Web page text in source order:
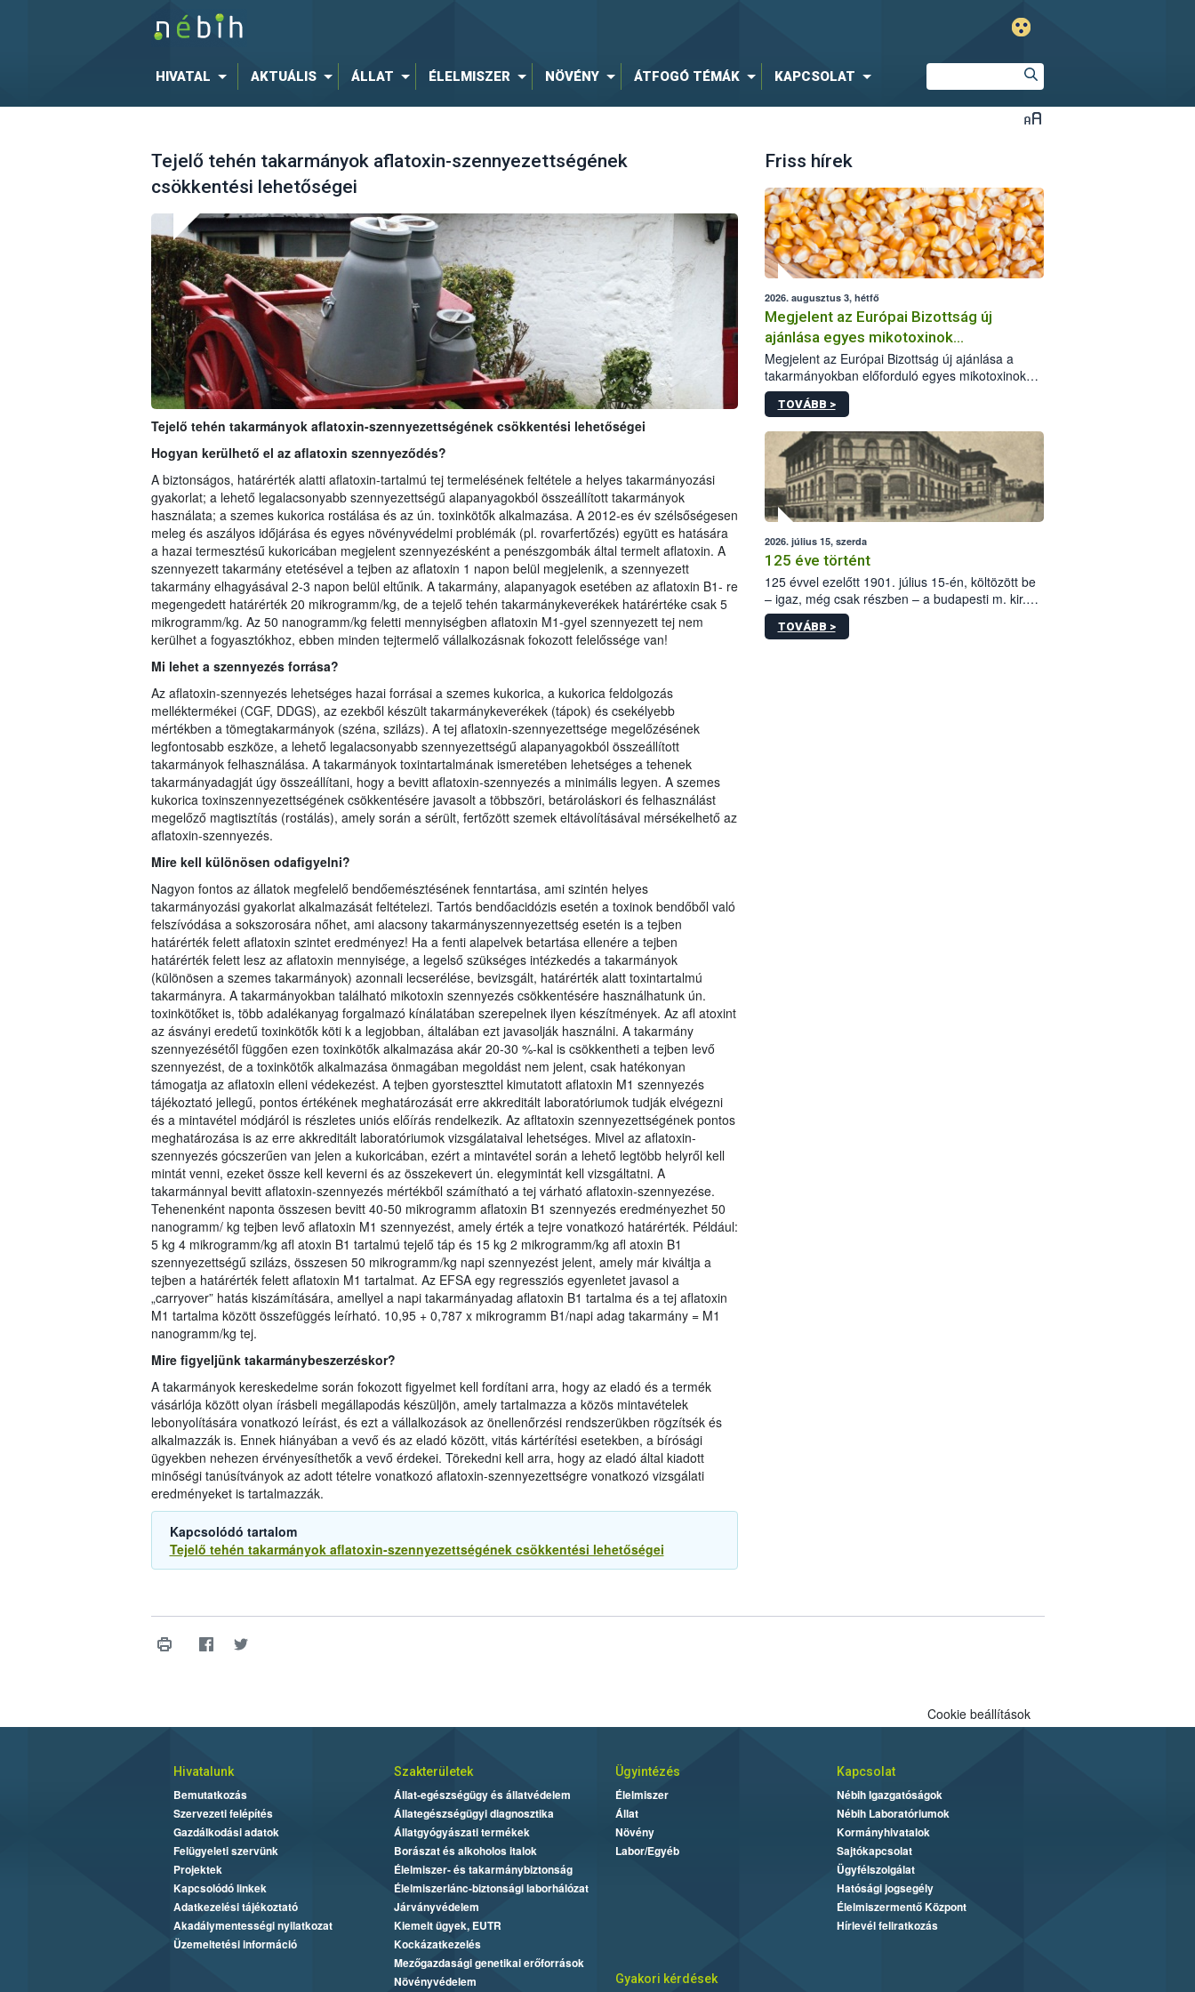
HIVATAL AKTUÁLIS ÁLLAT ÉLELMISZER NÖVÉNY ÁTFOGÓ TÉMÁK KAPCSOLAT
Tejelő tehén takarmányok aflatoxin-szennyezettségének
csökkentési lehetőségei
Tejelő tehén takarmányok aflatoxin-szennyezettségének csökkentési lehetőségei
Hogyan kerülhető el az aflatoxin szennyeződés?
A biztonságos, határérték alatti aflatoxin-tartalmú tej termelésének feltétele a helyes takarmányozási
gyakorlat; a lehető legalacsonyabb szennyezettségű alapanyagokból összeállított takarmányok
használata; a szemes kukorica rostálása és az ún. toxinkötők alkalmazása. A 2012-es év szélsőségesen
meleg és aszályos időjárása és egyes növényvédelmi problémák (pl. rovarfertőzés) együtt es hatására
a hazai termesztésű kukoricában megjelent szennyezésként a penészgombák által termelt aflatoxin. A
szennyezett takarmány etetésével a tejben az aflatoxin 1 napon belül megjelenik, a szennyezett
takarmány elhagyásával 2-3 napon belül eltűnik. A takarmány, alapanyagok esetében az aflatoxin B1- re
megengedett határérték 20 mikrogramm/kg, de a tejelő tehén takarmánykeverékek határértéke csak 5
mikrogramm/kg. Az 50 nanogramm/kg feletti mennyiségben aflatoxin M1-gyel szennyezett tej nem
kerülhet a fogyasztókhoz, ebben minden tejtermelő vállalkozásnak fokozott felelőssége van!
Mi lehet a szennyezés forrása?
Az aflatoxin-szennyezés lehetséges hazai forrásai a szemes kukorica, a kukorica feldolgozás
melléktermékei (CGF, DDGS), az ezekből készült takarmánykeverékek (tápok) és csekélyebb
mértékben a tömegtakarmányok (széna, szilázs). A tej aflatoxin-szennyezettsége megelőzésének
legfontosabb eszköze, a lehető legalacsonyabb szennyezettségű alapanyagokból összeállított
takarmányok felhasználása. A takarmányok toxintartalmának ismeretében lehetséges a tehenek
takarmányadagját úgy összeállítani, hogy a bevitt aflatoxin-szennyezés a minimális legyen. A szemes
kukorica toxinszennyezettségének csökkentésére javasolt a többszöri, betároláskori és felhasználást
megelőző magtisztítás (rostálás), amely során a sérült, fertőzött szemek eltávolításával mérsékelhető az
aflatoxin-szennyezés.
Mire kell különösen odafigyelni?
Nagyon fontos az állatok megfelelő bendőemésztésének fenntartása, ami szintén helyes
takarmányozási gyakorlat alkalmazását feltételezi. Tartós bendőacidózis esetén a toxinok bendőből való
felszívódása a sokszorosára nőhet, ami alacsony takarmányszennyezettség esetén is a tejben
határérték felett aflatoxin szintet eredményez! Ha a fenti alapelvek betartása ellenére a tejben
határérték felett lesz az aflatoxin mennyisége, a legelső szükséges intézkedés a takarmányok
(különösen a szemes takarmányok) azonnali lecserélése, bevizsgált, határérték alatt toxintartalmú
takarmányra. A takarmányokban található mikotoxin szennyezés csökkentésére használhatunk ún.
toxinkötőket is, több adalékanyag forgalmazó kínálatában szerepelnek ilyen készítmények. Az afl atoxint
az ásványi eredetű toxinkötők köti k a legjobban, általában ezt javasolják használni. A takarmány
szennyezésétől függően ezen toxinkötők alkalmazása akár 20-30 %-kal is csökkentheti a tejben levő
szennyezést, de a toxinkötők alkalmazása önmagában megoldást nem jelent, csak hatékonyan
támogatja az aflatoxin elleni védekezést. A tejben gyorsteszttel kimutatott aflatoxin M1 szennyezés
tájékoztató jellegű, pontos értékének meghatározását erre akkreditált laboratóriumok tudják elvégezni
és a mintavétel módjáról is részletes uniós előírás rendelkezik. Az afltatoxin szennyezettségének pontos
meghatározása is az erre akkreditált laboratóriumok vizsgálataival lehetséges. Mivel az aflatoxin-
szennyezés gócszerűen van jelen a kukoricában, ezért a mintavétel során a lehető legtöbb helyről kell
mintát venni, ezeket össze kell keverni és az összekevert ún. elegymintát kell vizsgáltatni. A
takarmánnyal bevitt aflatoxin-szennyezés mértékből számítható a tej várható aflatoxin-szennyezése.
Tehenenként naponta összesen bevitt 40-50 mikrogramm aflatoxin B1 szennyezés eredményezhet 50
nanogramm/ kg tejben levő aflatoxin M1 szennyezést, amely érték a tejre vonatkozó határérték. Például:
5 kg 4 mikrogramm/kg afl atoxin B1 tartalmú tejelő táp és 15 kg 2 mikrogramm/kg afl atoxin B1
szennyezettségű szilázs, összesen 50 mikrogramm/kg napi szennyezést jelent, amely már kiváltja a
tejben a határérték felett aflatoxin M1 tartalmat. Az EFSA egy regressziós egyenletet javasol a
„carryover” hatás kiszámítására, amellyel a napi takarmányadag aflatoxin B1 tartalma és a tej aflatoxin
M1 tartalma között összefüggés leírható. 10,95 + 0,787 x mikrogramm B1/napi adag takarmány = M1
nanogramm/kg tej.
Mire figyeljünk takarmánybeszerzéskor?
A takarmányok kereskedelme során fokozott figyelmet kell fordítani arra, hogy az eladó és a termék
vásárlója között olyan írásbeli megállapodás készüljön, amely tartalmazza a közös mintavételek
lebonyolítására vonatkozó leírást, és ezt a vállalkozások az önellenőrzési rendszerükben rögzítsék és
alkalmazzák is. Ennek hiányában a vevő és az eladó között, vitás kártérítési esetekben, a bírósági
ügyekben nehezen érvényesíthetők a vevő érdekei. Törekedni kell arra, hogy az eladó által kiadott
minőségi tanúsítványok az adott tételre vonatkozó aflatoxin-szennyezettségre vonatkozó vizsgálati
eredményeket is tartalmazzák.
Kapcsolódó tartalom
Tejelő tehén takarmányok aflatoxin-szennyezettségének csökkentési lehetőségei
Friss hírek
2026. augusztus 3, hétfő
Megjelent az Európai Bizottság új
ajánlása egyes mikotoxinok
takarmányokban való jelenlétéről
Megjelent az Európai Bizottság új ajánlása a
takarmányokban előforduló egyes mikotoxinokkal
kapcsolatban. A dokumentum 2027-től új
irányértékek alkalmazását írja elő, és a jelenleg
TOVÁBB >
2026. július 15, szerda
125 éve történt
125 évvel ezelőtt 1901. július 15-én, költözött be
– igaz, még csak részben – a budapesti m. kir.
állami vetőmagvizsgáló állomás a Kis Rókus utca
15. szám alatti, Czigler Győző által tervezett új
TOVÁBB >
Cookie beállítások
Hivatalunk
Bemutatkozás
Szervezeti felépítés
Gazdálkodási adatok
Felügyeleti szervünk
Projektek
Kapcsolódó linkek
Adatkezelési tájékoztató
Akadálymentességi nyilatkozat
Üzemeltetési információ
Szakterületek
Állat-egészségügy és állatvédelem
Állategészségügyi diagnosztika
Állatgyógyászati termékek
Borászat és alkoholos italok
Élelmiszer- és takarmánybiztonság
Élelmiszerlánc-biztonsági laborhálózat
Járványvédelem
Kiemelt ügyek, EUTR
Kockázatkezelés
Mezőgazdasági genetikai erőforrások
Növényvédelem
Ügyintézés
Élelmiszer
Állat
Növény
Labor/Egyéb
Kapcsolat
Nébih Igazgatóságok
Nébih Laboratóriumok
Kormányhivatalok
Sajtókapcsolat
Ügyfélszolgálat
Hatósági jogsegély
Élelmiszermentő Központ
Hírlevél feliratkozás
Gyakori kérdések